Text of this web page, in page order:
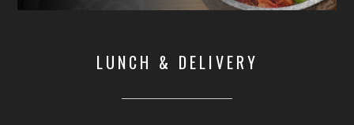
LUNCH & DELIVERY